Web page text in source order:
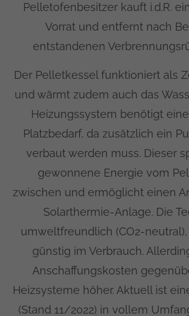
+44 1234 567 890
Drop us a line
ABOUT US
Lorem ipsum dolor sit amet,
adipiscing elit.
Aenean commodo ligula eget
massa. Cum sociis natoque
magnis dis parturient montes,
ridiculus mus. Donec quam felis,
Pelletofenbesitzer kauft i.d.R.
Vorrat und entfernt nach
entstandenen
Der Pelletkessel funktioniert als
und wärmt zudem auch das
Heizungssystem benötigt
Platzbedarf, da zusätzlich ein
verbaut werden muss. Dieser
gewonnene Energie vom
zwischen und ermöglicht einen
Solarthermie-Anlage. Die
umweltfreundlich (CO2-
günstig im Verbrauch.
Anschaffungskosten
Heizsysteme höher. Aktuell ist
(Stand 11/2022) in vollem